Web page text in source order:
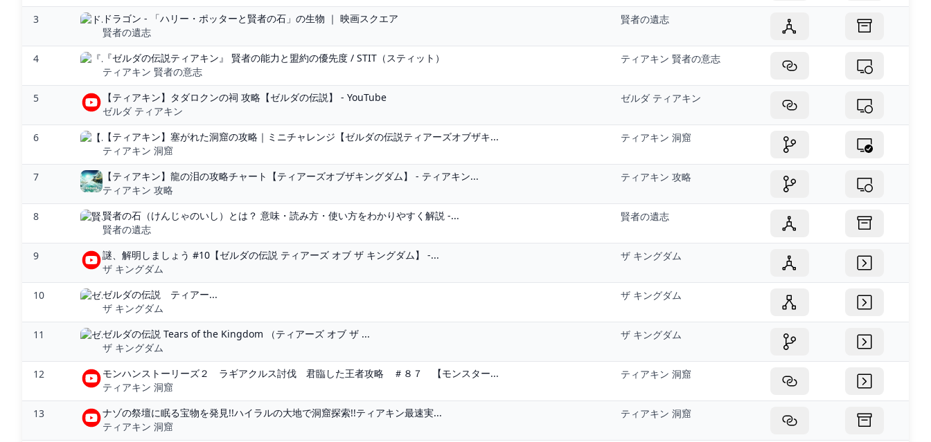
3
ドラゴン - 「ハリー・ポッターと賢者の石」の生物 ｜ 映画スクエア
賢者の遺志
賢者の遺志
4
『ゼルダの伝説ティアキン』 賢者の能力と盟約の優先度 / STIT（スティット）
ティアキン 賢者の意志
ティアキン 賢者の意志
5
【ティアキン】タダロクンの祠 攻略【ゼルダの伝説】 - YouTube
ゼルダ ティアキン
ゼルダ ティアキン
6
【ティアキン】塞がれた洞窟の攻略｜ミニチャレンジ【ゼルダの伝説ティアーズオブザキ...
ティアキン 洞窟
ティアキン 洞窟
7
【ティアキン】龍の泪の攻略チャート【ティアーズオブザキングダム】 - ティアキン...
ティアキン 攻略
ティアキン 攻略
8
賢者の石（けんじゃのいし）とは？ 意味・読み方・使い方をわかりやすく解説 -...
賢者の遺志
賢者の遺志
9
謎、解明しましょう #10【ゼルダの伝説 ティアーズ オブ ザ キングダム】 -...
ザ キングダム
ザ キングダム
10
ゼルダの伝説 ティアー...
ザ キングダム
ザ キングダム
11
ゼルダの伝説 Tears of the Kingdom （ティアーズ オブ ザ ...
ザ キングダム
ザ キングダム
12
モンハンストーリーズ２ ラギアクルス討伐 君臨した王者攻略 ＃８７ 【モンスター...
ティアキン 洞窟
ティアキン 洞窟
13
ナゾの祭壇に眠る宝物を発見!!ハイラルの大地で洞窟探索!!ティアキン最速実...
ティアキン 洞窟
ティアキン 洞窟